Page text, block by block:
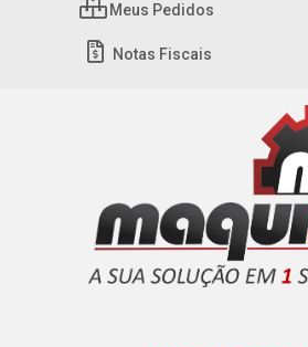
Meus Pedidos
Notas Fiscais